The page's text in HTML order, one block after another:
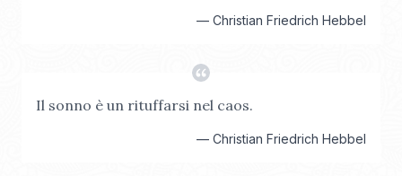
— Christian Friedrich Hebbel
Il sonno è un rituffarsi nel caos.
— Christian Friedrich Hebbel